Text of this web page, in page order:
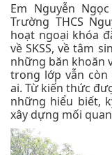
Em Nguyễn
Trường THCS
hoạt ngoại khóa
về SKSS, về tâm
những băn khoăn
trong lớp vẫn
ai. Từ kiến thức
những hiểu biết,
xây dựng mối